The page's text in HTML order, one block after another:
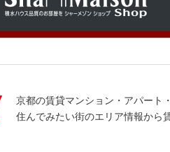
京都の賃貸マンション・アパート
住んでみたい街のエリア情報から